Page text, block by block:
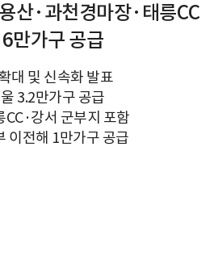
산·과천경마장·태릉CC
만가구 공급
대 및 신속화 발표
3.2만가구 공급
강서 군부지 포함
이전해 1만가구 공급